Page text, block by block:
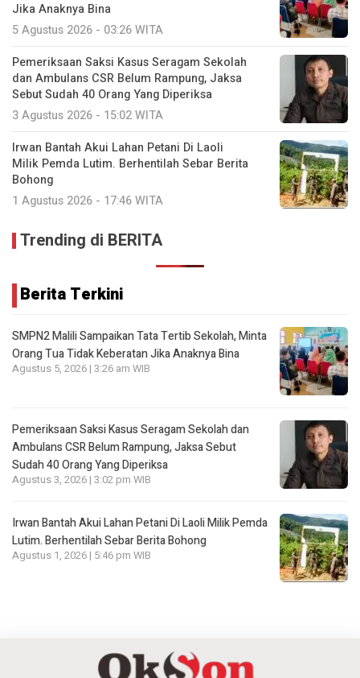
Jika Anaknya Bina
5 Agustus 2026 - 03:26 WITA
Pemeriksaan Saksi Kasus Seragam Sekolah
dan Ambulans CSR Belum Rampung, Jaksa
Sebut Sudah 40 Orang Yang Diperiksa
3 Agustus 2026 - 15:02 WITA
Irwan Bantah Akui Lahan Petani Di Laoli
Milik Pemda Lutim. Berhentilah Sebar Berita
Bohong
1 Agustus 2026 - 17:46 WITA
Trending di BERITA
Berita Terkini
SMPN2 Malili Sampaikan Tata Tertib Sekolah, Minta
Orang Tua Tidak Keberatan Jika Anaknya Bina
Agustus 5, 2026 | 3:26 am WIB
Pemeriksaan Saksi Kasus Seragam Sekolah dan
Ambulans CSR Belum Rampung, Jaksa Sebut
Sudah 40 Orang Yang Diperiksa
Agustus 3, 2026 | 3:02 pm WIB
Irwan Bantah Akui Lahan Petani Di Laoli Milik Pemda
Lutim. Berhentilah Sebar Berita Bohong
Agustus 1, 2026 | 5:46 pm WIB